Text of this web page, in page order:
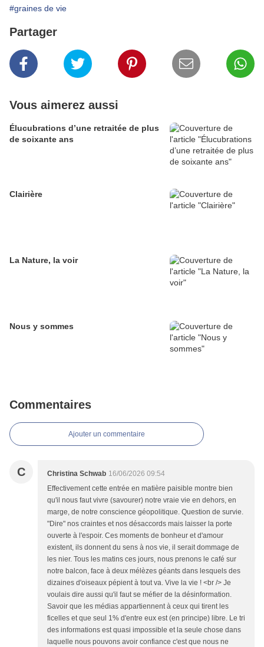
#graines de vie
Partager
Vous aimerez aussi
Élucubrations d’une retraitée de plus
de soixante ans
Clairière
La Nature, la voir
Nous y sommes
Commentaires
Ajouter un commentaire
C Christina Schwab 16/06/2026 09:54
Effectivement cette entrée en matière paisible montre bien
qu'il nous faut vivre (savourer) notre vraie vie en dehors, en
marge, de notre conscience géopolitique. Question de survie.
"Dire" nos craintes et nos désaccords mais laisser la porte
ouverte à l'espoir. Ces moments de bonheur et d'amour
existent, ils donnent du sens à nos vie, il serait dommage de
les nier. Tous les matins ces jours, nous prenons le café sur
notre balcon, face à deux mélèzes géants dans lesquels des
dizaines d'oiseaux pépient à tout va. Vive la vie ! <br /> Je
voulais dire aussi qu'il faut se méfier de la désinformation.
Savoir que les médias appartiennent à ceux qui tirent les
ficelles et que seul 1% d'entre eux est (en principe) libre. Le tri
des informations est quasi impossible et la seule chose dans
laquelle nous pouvons avoir confiance c'est que nous ne